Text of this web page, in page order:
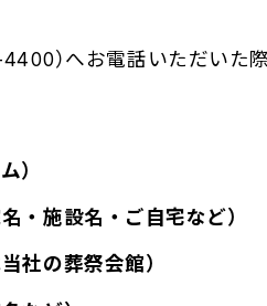
）へお電話いただいた
）
・施設名・ご自宅など）
社の葬祭会館）